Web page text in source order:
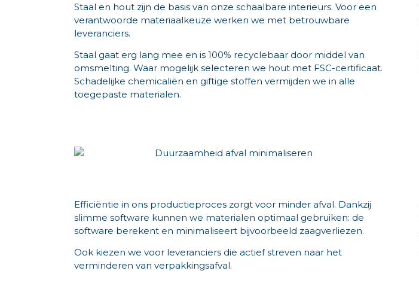
Staal en hout zijn de basis van onze schaalbare interieurs. Voor een
verantwoorde materiaalkeuze werken we met betrouwbare
leveranciers.
Staal gaat erg lang mee en is 100% recyclebaar door middel van
omsmelting. Waar mogelijk selecteren we hout met FSC-certificaat.
Schadelijke chemicaliën en giftige stoffen vermijden we in alle
toegepaste materialen.
Efficiëntie in ons productieproces zorgt voor minder afval. Dankzij
slimme software kunnen we materialen optimaal gebruiken: de
software berekent en minimaliseert bijvoorbeeld zaagverliezen.
Ook kiezen we voor leveranciers die actief streven naar het
verminderen van verpakkingsafval.